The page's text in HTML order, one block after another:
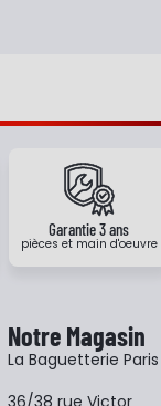
Garantie 3 ans
pièces et main d'oeuvre
Notre Magasin
La Baguetterie Paris
36/38 rue Victor